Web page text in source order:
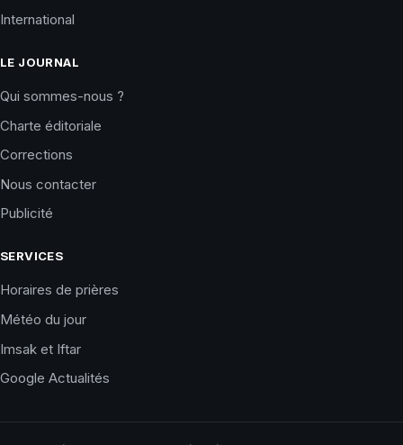
International
LE JOURNAL
Qui sommes-nous ?
Charte éditoriale
Corrections
Nous contacter
Publicité
SERVICES
Horaires de prières
Météo du jour
Imsak et Iftar
Google Actualités